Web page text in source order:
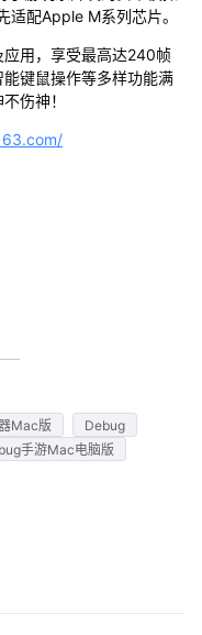
配Apple M系列芯片。
用，享受最高达240帧
键鼠操作等多样功能满
伤神！
Mac版
Debug
手游Mac电脑版